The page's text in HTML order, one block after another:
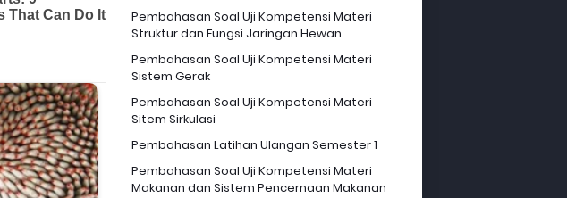
Pembahasan Soal Uji Kompetensi Materi
Struktur dan Fungsi Jaringan Hewan
Pembahasan Soal Uji Kompetensi Materi
Sistem Gerak
Pembahasan Soal Uji Kompetensi Materi
Sitem Sirkulasi
Pembahasan Latihan Ulangan Semester 1
Pembahasan Soal Uji Kompetensi Materi
Makanan dan Sistem Pencernaan Makanan